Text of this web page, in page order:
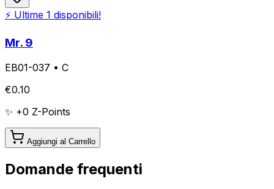
⚡ Ultime 1 disponibili!
Mr. 9
EB01-037 • C
€0.10
✨ +0 Z-Points
Aggiungi al Carrello
Domande frequenti